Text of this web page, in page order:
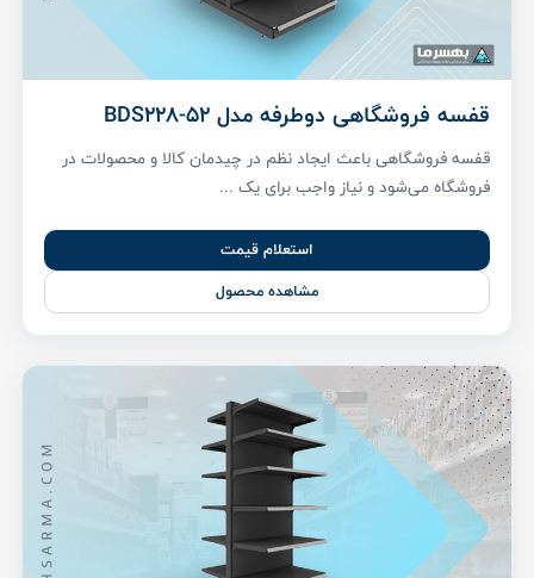
قفسه فروشگاهی دوطرفه مدل BDS228-52
قفسه فروشگاهی باعث ایجاد نظم در چیدمان کالا و محصولات در
فروشگاه می‌شود و نیاز واجب برای یک ...
استعلام قیمت
مشاهده محصول